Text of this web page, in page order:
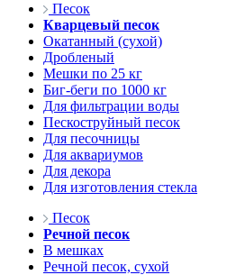
Песок
Кварцевый песок
Окатанный (сухой)
Дробленый
Мешки по 25 кг
Биг-беги по 1000 кг
Для фильтрации воды
Пескоструйный песок
Для песочницы
Для аквариумов
Для декора
Для изготовления стекла
Песок
Речной песок
В мешках
Речной песок, сухой